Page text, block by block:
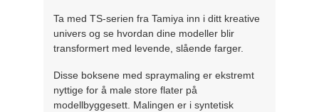
Ta med TS-serien fra Tamiya inn i ditt kreative
univers og se hvordan dine modeller blir
transformert med levende, slående farger.
Disse boksene med spraymaling er ekstremt
nyttige for å male store flater på
modellbyggesett. Malingen er i syntetisk